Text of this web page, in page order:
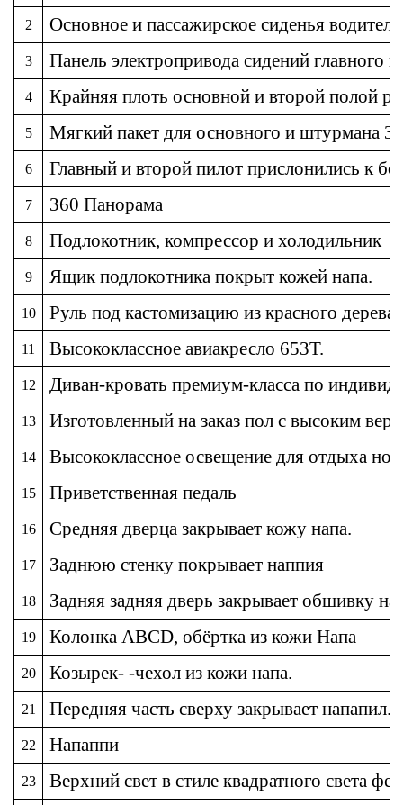
2 Основное и пассажирское сиденья
3 Панель электропривода сидений главного
4 Крайняя плоть основной и второй полой
5 Мягкий пакет для основного и штурмана
6 Главный и второй пилот прислонились к
7 360 Панорама
8 Подлокотник, компрессор и холодильник
9 Ящик подлокотника покрыт кожей напа.
10 Руль под кастомизацию из красного дерева
11 Высококлассное авиакресло 653T.
12 Диван-кровать премиум-класса по
13 Изготовленный на заказ пол с высоким
14 Высококлассное освещение для отдыха ног
15 Приветственная педаль
16 Средняя дверца закрывает кожу напа.
17 Заднюю стенку покрывает наппия
18 Задняя задняя дверь закрывает обшивку
19 Колонка ABCD, обёртка из кожи Напа
20 Козырек- -чехол из кожи напа.
21 Передняя часть сверху закрывает напапил.
22 Напаппи
23 Верхний свет в стиле квадратного света